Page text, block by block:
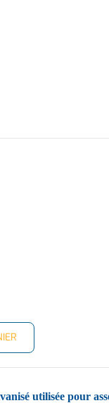
utilisée pour